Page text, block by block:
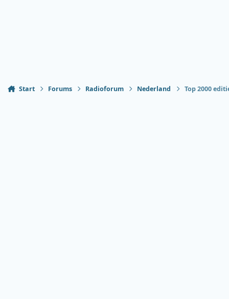
Start Forums Radioforum Nederland Top 2000